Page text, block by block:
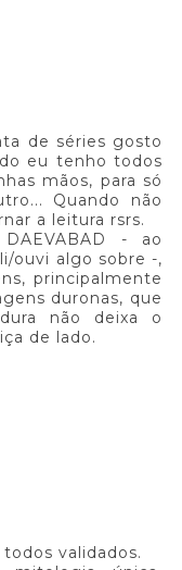
de séries gosto
eu tenho todos
mãos, para só
Quando não
a leitura rsrs.
- ao
ouvi algo sobre -,
principalmente
duronas, que
não deixa o
de lado.
validados.